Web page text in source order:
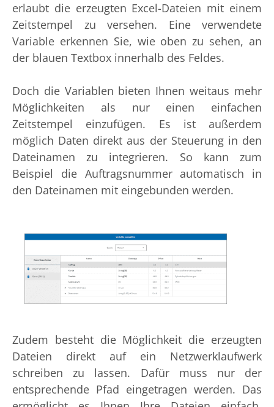
erlaubt die erzeugten Excel-Dateien mit einem
Zeitstempel zu versehen. Eine verwendete
Variable erkennen Sie, wie oben zu sehen, an
der blauen Textbox innerhalb des Feldes.
Doch die Variablen bieten Ihnen weitaus mehr
Möglichkeiten als nur einen einfachen
Zeitstempel einzufügen. Es ist außerdem
möglich Daten direkt aus der Steuerung in den
Dateinamen zu integrieren. So kann zum
Beispiel die Auftragsnummer automatisch in
den Dateinamen mit eingebunden werden.
Zudem besteht die Möglichkeit die erzeugten
Dateien direkt auf ein Netzwerklaufwerk
schreiben zu lassen. Dafür muss nur der
entsprechende Pfad eingetragen werden. Das